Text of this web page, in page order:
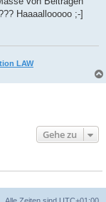
Haaaallooooo ;-]
LAW
Gehe zu